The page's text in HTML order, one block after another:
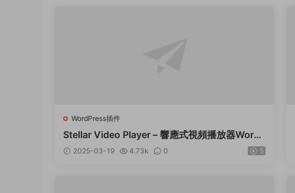
WordPress插件
Stellar Video Player – 響應式視頻播放器WordP
ress插件 – v2.9
2025-03-19 4.73k 0 5